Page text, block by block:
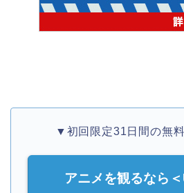
▼初回限定31日間の無
アニメを観るなら